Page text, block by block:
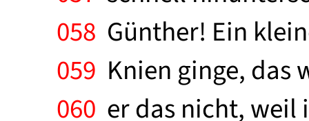
058 Günther! Ein
059 Knien ginge, das
060 er das nicht, weil